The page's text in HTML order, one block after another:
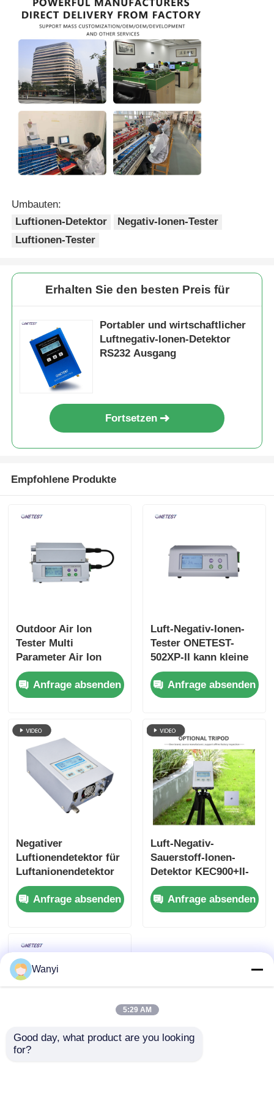
Glasfaser-Thermometer
Infrarot-Emissionsmelder
Umbauten:
Luftionen-Detektor
Negativ-Ionen-Tester
Luftionen-Tester
Erhalten Sie den besten Preis für
Portabler und wirtschaftlicher
Luftnegativ-Ionen-Detektor
RS232 Ausgang
Fortsetzen
Empfohlene Produkte
Outdoor Air Ion
Tester Multi
Parameter Air Ion
Detector ONETEST-
502XP-A
Anfrage absenden
Luft-Negativ-Ionen-
Tester ONETEST-
502XP-II kann kleine
Partikelgrößen
messen
Anfrage absenden
Negativer
Luftionendetektor für
Luftanionendetektor
für Forstwirtschaft,
Luftreiniger
Anfrage absenden
Luft-Negativ-
Sauerstoff-Ionen-
Detektor KEC900+II-
Serie
Parallelelektrodenplatte
Anfrage absenden
Wanyi
5:29 AM
Good day, what product are you looking
for?